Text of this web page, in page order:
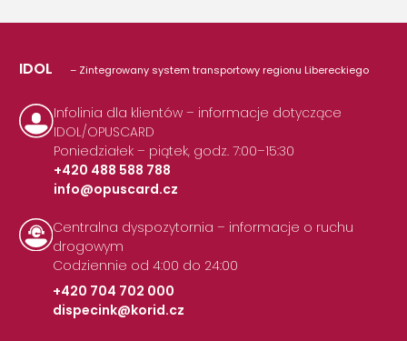
IDOL – Zintegrowany system transportowy regionu Libereckiego
Infolinia dla klientów – informacje dotyczące
IDOL/OPUSCARD
Poniedziałek – piątek, godz. 7:00–15:30
+420 488 588 788
|
info@opuscard.cz
Centralna dyspozytornia – informacje o ruchu
drogowym
Codziennie od 4:00 do 24:00
+420 704 702 000
|
dispecink@korid.cz